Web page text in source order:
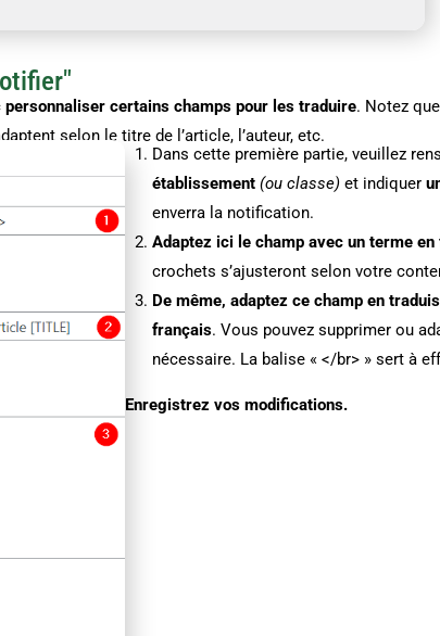
personnaliser certains champs pour les traduire. Notez
selon le titre de l’article, l’auteur, etc.
Dans cette première partie, veuillez
établissement (ou classe) et indiquer
enverra la notification.
Adaptez ici le champ avec un terme
crochets s’ajusteront selon votre
De même, adaptez ce champ en
français. Vous pouvez supprimer ou
nécessaire. La balise « </br> » sert à
Enregistrez vos modifications.